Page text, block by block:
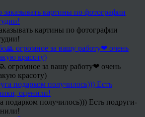
картины по фотографии
огромное за вашу работу❤ очень
красоту)
подарком получилось))) Есть подруги-